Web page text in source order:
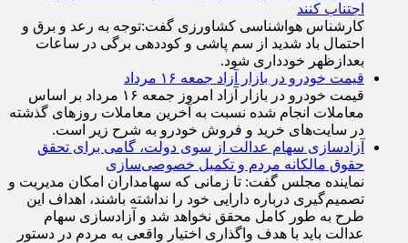
اجتناب کنند
کارشناس هواشناسی کشاورزی گفت:توجه به رعد و برق و
احتمال باد شدید از سم پاشی و کوددهی برگی در ساعات
بعدازظهر خودداری شود.
قیمت خودرو در بازار آزاد جمعه ۱۶ مرداد
قیمت خودرو در بازار آزاد امروز جمعه ۱۶ مرداد بر اساس
معاملات انجام شده نسبت به آخرین معاملات روز‌های گذشته
در سایت‌های خرید و فروش خودرو به شرح زیر است.
آزادسازی سهام عدالت از سوی دولت، گامی برای تحقق
حقوق مالکانه مردم و تکمیل خصوصی‌سازی
نماینده مجلس گفت: تا زمانی که سهامداران امکان مدیریت و
تصمیم‌گیری درباره دارایی خود را نداشته باشند، اهداف این
طرح به طور کامل محقق نخواهد شد و آزادسازی سهام
عدالت باید با هدف واگذاری اختیار واقعی به مردم در دستور